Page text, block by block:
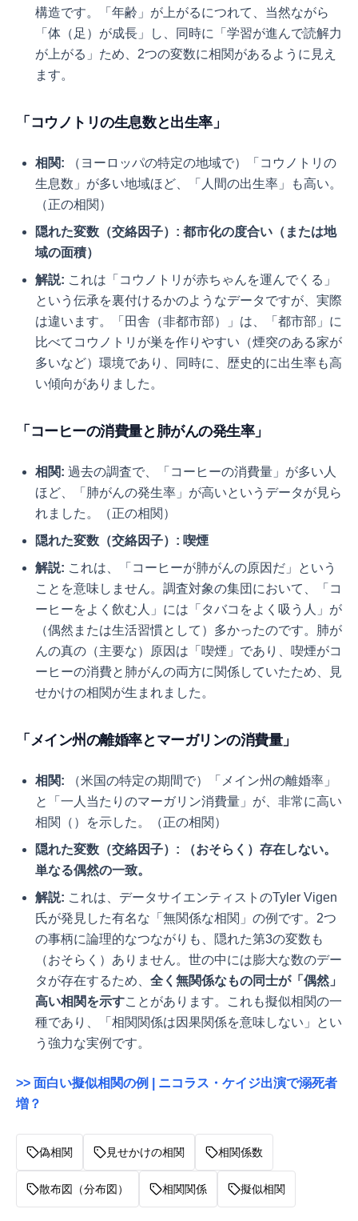
構造です。「年齢」が上がるにつれて、当然ながら
「体（足）が成長」し、同時に「学習が進んで読解力
が上がる」ため、2つの変数に相関があるように見え
ます。
「コウノトリの生息数と出生率」
相関: （ヨーロッパの特定の地域で）「コウノトリの
生息数」が多い地域ほど、「人間の出生率」も高い。
（正の相関）
隠れた変数（交絡因子）: 都市化の度合い（または地
域の面積）
解説: これは「コウノトリが赤ちゃんを運んでくる」
という伝承を裏付けるかのようなデータですが、実際
は違います。「田舎（非都市部）」は、「都市部」に
比べてコウノトリが巣を作りやすい（煙突のある家が
多いなど）環境であり、同時に、歴史的に出生率も高
い傾向がありました。
「コーヒーの消費量と肺がんの発生率」
相関: 過去の調査で、「コーヒーの消費量」が多い人
ほど、「肺がんの発生率」が高いというデータが見ら
れました。（正の相関）
隠れた変数（交絡因子）: 喫煙
解説: これは、「コーヒーが肺がんの原因だ」という
ことを意味しません。調査対象の集団において、「コ
ーヒーをよく飲む人」には「タバコをよく吸う人」が
（偶然または生活習慣として）多かったのです。肺が
んの真の（主要な）原因は「喫煙」であり、喫煙がコ
ーヒーの消費と肺がんの両方に関係していたため、見
せかけの相関が生まれました。
「メイン州の離婚率とマーガリンの消費量」
相関: （米国の特定の期間で）「メイン州の離婚率」
と「一人当たりのマーガリン消費量」が、非常に高い
相関（ ）を示した。（正の相関）
隠れた変数（交絡因子）:
（おそらく）存在しない。
単なる偶然の一致。
解説: これは、データサイエンティストのTyler Vigen
氏が発見した有名な「無関係な相関」の例です。2つ
の事柄に論理的なつながりも、隠れた第3の変数も
（おそらく）ありません。世の中には膨大な数のデー
タが存在するため、 全く無関係なもの同士が「偶然」
高い相関を示すことがあります。これも擬似相関の一
種であり、「相関関係は因果関係を意味しない」とい
う強力な実例です。
>> 面白い擬似相関の例 | ニコラス・ケイジ出演で溺死者
増？
偽相関 見せかけの相関 相関係数
散布図（分布図） 相関関係 擬似相関